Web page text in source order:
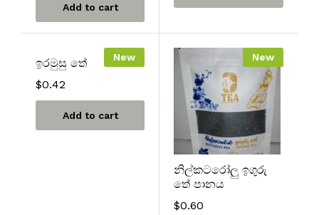
Add to cart
New
ඉරමුසු තේ
$0.42
Add to cart
New
නිල්කටරෝලු ඉගුරු
තේ පානය
$0.60